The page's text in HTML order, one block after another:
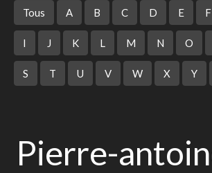
Tous A B C D E F
I J K L M N O
S T U V W X Y
Pierre-